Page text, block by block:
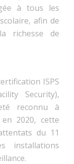
à tous les
afin de
richesse de
ISPS
Security),
reconnu à
2020, cette
du 11
installations